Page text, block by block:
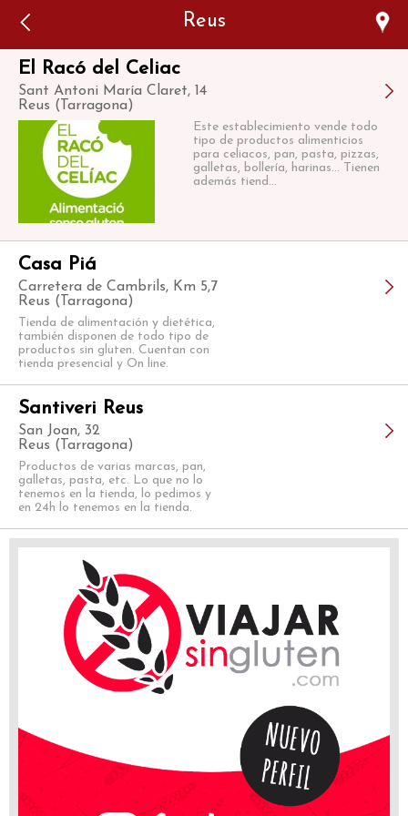
Reus
El Racó del Celiac
Sant Antoni María Claret, 14
Reus (Tarragona)
Este establecimiento vende todo
tipo de productos alimenticios
para celiacos, pan, pasta, pizzas,
galletas, bollería, harinas... Tienen
además tiend...
Casa Piá
Carretera de Cambrils, Km 5,7
Reus (Tarragona)
Tienda de alimentación y dietética,
también disponen de todo tipo de
productos sin gluten. Cuentan con
tienda presencial y On line.
Santiveri Reus
San Joan, 32
Reus (Tarragona)
Productos de varias marcas, pan,
galletas, pasta, etc. Lo que no lo
tenemos en la tienda, lo pedimos y
en 24h lo tenemos en la tienda.
authorized to show the cookie declaration for domain group
ID 546ddaab-b478-4440-aa8a-3b0205284212. Please add it to
the domain group in the Cookiebot Manager to authorize
the domain.